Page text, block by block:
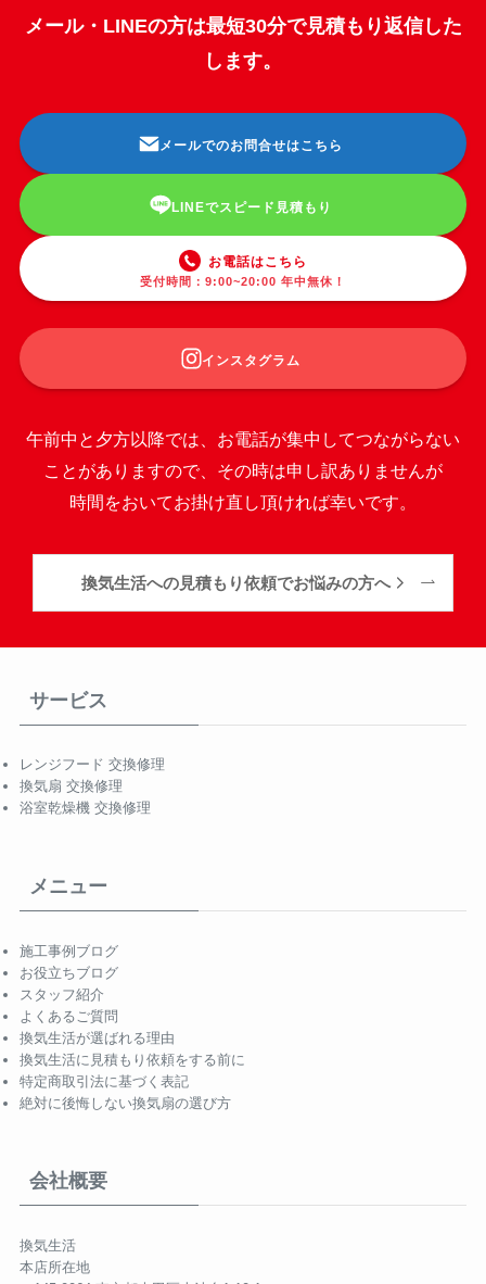
メール・LINEの方は最短30分で見積もり返信した
します。
メールでのお問合せはこちら
LINEでスピード見積もり
お電話はこちら
受付時間：9:00~20:00 年中無休！
インスタグラム
午前中と夕方以降では、お電話が集中してつながらない
ことがありますので、その時は申し訳ありませんが
時間をおいてお掛け直し頂ければ幸いです。
換気生活への見積もり依頼でお悩みの方へ
サービス
レンジフード 交換修理
換気扇 交換修理
浴室乾燥機 交換修理
メニュー
施工事例ブログ
お役立ちブログ
スタッフ紹介
よくあるご質問
換気生活が選ばれる理由
換気生活に見積もり依頼をする前に
特定商取引法に基づく表記
絶対に後悔しない換気扇の選び方
会社概要
換気生活
本店所在地